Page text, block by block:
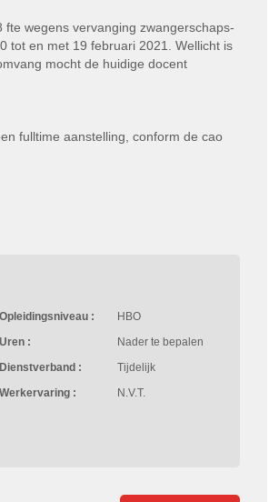
wegens vervanging zwangerschaps-
tot en met 19 februari 2021. Wellicht is
mocht de huidige docent
fulltime aanstelling, conform de cao
Opleidingsniveau :
HBO
Uren :
Nader te bepalen
Dienstverband :
Tijdelijk
Werkervaring :
N.V.T.